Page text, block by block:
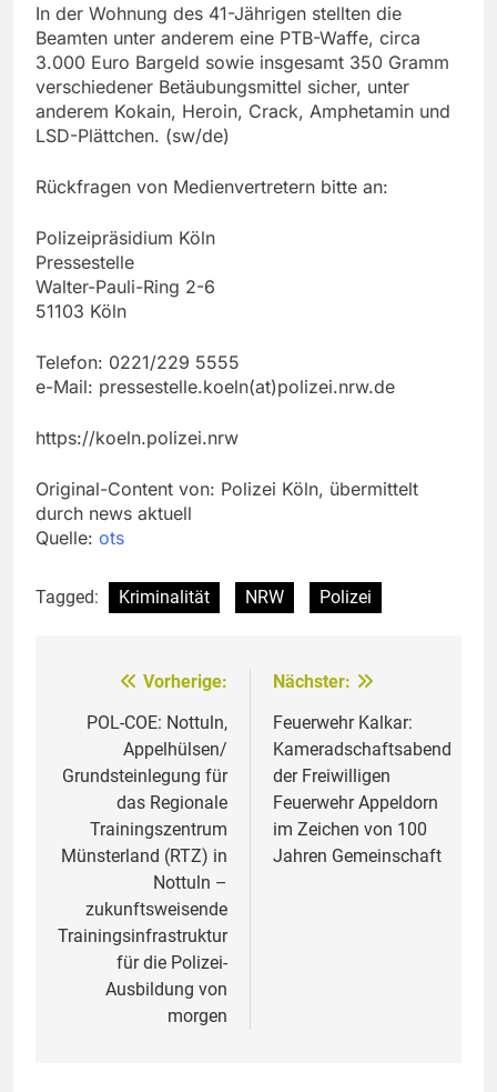
In der Wohnung des 41-Jährigen stellten die
Beamten unter anderem eine PTB-Waffe, circa
3.000 Euro Bargeld sowie insgesamt 350 Gramm
verschiedener Betäubungsmittel sicher, unter
anderem Kokain, Heroin, Crack, Amphetamin und
LSD-Plättchen. (sw/de)
Rückfragen von Medienvertretern bitte an:
Polizeipräsidium Köln
Pressestelle
Walter-Pauli-Ring 2-6
51103 Köln
Telefon: 0221/229 5555
e-Mail: pressestelle.koeln(at)polizei.nrw.de
https://koeln.polizei.nrw
Original-Content von: Polizei Köln, übermittelt
durch news aktuell
Quelle: ots
Tagged: Kriminalität NRW Polizei
Beitragsnavigation
Vorherige:
POL-COE: Nottuln,
Appelhülsen/
Grundsteinlegung für
das Regionale
Trainingszentrum
Münsterland (RTZ) in
Nottuln –
zukunftsweisende
Trainingsinfrastruktur
für die Polizei-
Ausbildung von
morgen
Nächster:
Feuerwehr Kalkar:
Kameradschaftsabend
der Freiwilligen
Feuerwehr Appeldorn
im Zeichen von 100
Jahren Gemeinschaft